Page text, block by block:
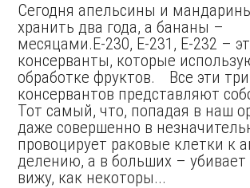
Сегодня апельсины и
хранить два года, а бананы –
месяцами.Е-230, Е-231, Е-232 –
консерванты, которые
обработке фруктов. Все эти
консервантов представляют
Тот самый, что, попадая в наш
даже совершенно в
провоцирует раковые клетки к
делению, а в больших –
вижу, как некоторы...